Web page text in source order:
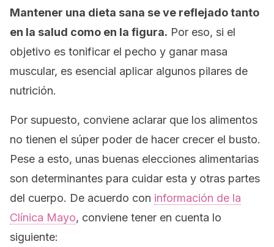
Mantener una dieta sana se ve reflejado tanto
en la salud como en la figura. Por eso, si el
objetivo es tonificar el pecho y ganar masa
muscular, es esencial aplicar algunos pilares de
nutrición.
Por supuesto, conviene aclarar que los alimentos
no tienen el súper poder de hacer crecer el busto.
Pese a esto, unas buenas elecciones alimentarias
son determinantes para cuidar esta y otras partes
del cuerpo. De acuerdo con información de la
Clínica Mayo, conviene tener en cuenta lo
siguiente: